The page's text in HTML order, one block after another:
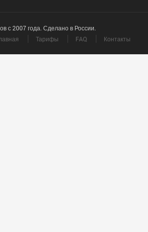
с 2007 года. Сделано в России.
Тарифы FAQ Контакты